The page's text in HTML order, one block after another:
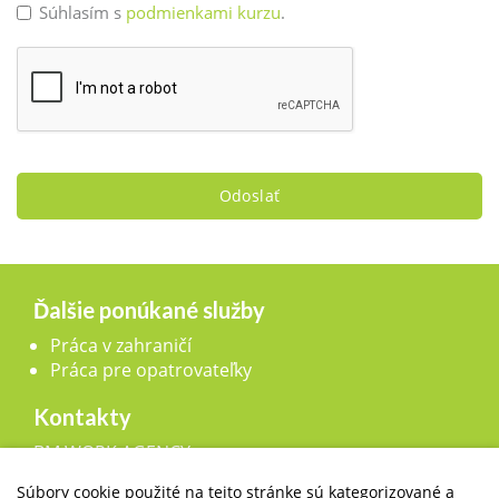
Súhlasím s podmienkami kurzu.
Odoslať
Ďalšie ponúkané služby
Práca v zahraničí
Práca pre opatrovateľky
Kontakty
BM WORK AGENCY, s.r.o.,
Súbory cookie použité na tejto stránke sú kategorizované a